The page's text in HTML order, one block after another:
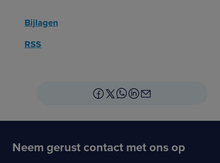
Bijlagen
RSS
Neem gerust contact met ons op